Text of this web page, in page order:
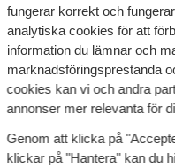
fungerar korrekt och
analytiska cookies för att
information du lämnar och
marknadsföringsprestanda
cookies kan vi och andra
annonser mer relevanta för
Genom att klicka på
klickar på "Hantera" kan du